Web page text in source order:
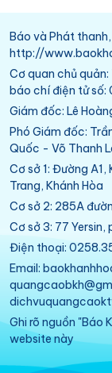
Báo và Phát
http://
Cơ quan chủ
báo chí điện tử
Giám đốc: Lê
Phó Giám đốc:
Quốc - Võ Thanh
Cơ sở 1: Đường A1,
Trang, Khánh Hòa
Cơ sở 2: 285A
Cơ sở 3: 77 Yersin,
Điện thoại:
Email:
Ghi rõ nguồn "Báo
website này